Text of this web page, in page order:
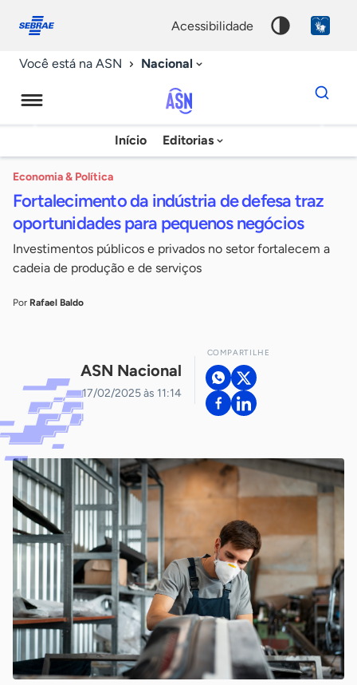
conosco
acessibilidade
Você está na ASN Nacional
Agência
Sebrae
Notícias
Início Editorias
Dados
para
chave
Economia & Política
Fortalecimento da indústria de defesa traz
oportunidades para pequenos negócios
Investimentos públicos e privados no setor fortalecem a
cadeia de produção e de serviços
Por Rafael Baldo
ASN Nacional
17/02/2025 às 11:14
COMPARTILHE